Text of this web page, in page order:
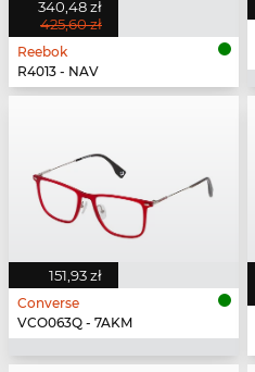
340,48 zł
425,60 zł
Reebok
R4013 - NAV
151,93 zł
Converse
VCO063Q - 7AKM